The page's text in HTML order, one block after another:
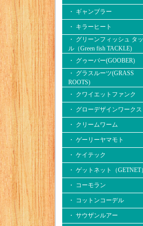
・ ギャンブラー
・ キラーヒート
・ グリーンフィッシュ タ
ル（Green fish TACKLE)
・ グゥーバー(GOOBER)
・ グラスルーツ(GRASS
ROOTS)
・ クワイエットファンク
・ グローデザインワークス
・ クリームワーム
・ ゲーリーヤマモト
・ ケイテック
・ ゲットネット（GETNET
・ コーモラン
・ コットンコーデル
・ サウザンルアー